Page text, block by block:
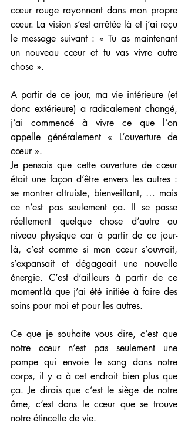
cœur rouge rayonnant dans mon propre
cœur. La vision s’est arrêtée là et j’ai reçu
le message suivant : « Tu as maintenant
un nouveau cœur et tu vas vivre autre
chose ».
A partir de ce jour, ma vie intérieure (et
donc extérieure) a radicalement changé,
j’ai commencé à vivre ce que l’on
appelle généralement « L’ouverture de
cœur ».
Je pensais que cette ouverture de cœur
était une façon d’être envers les autres :
se montrer altruiste, bienveillant, … mais
ce n’est pas seulement ça. Il se passe
réellement quelque chose d’autre au
niveau physique car à partir de ce jour-
là, c’est comme si mon cœur s’ouvrait,
s’expansait et dégageait une nouvelle
énergie. C’est d’ailleurs à partir de ce
moment-là que j’ai été initiée à faire des
soins pour moi et pour les autres.
Ce que je souhaite vous dire, c’est que
notre cœur n’est pas seulement une
pompe qui envoie le sang dans notre
corps, il y a à cet endroit bien plus que
ça. Je dirais que c’est le siège de notre
âme, c’est dans le cœur que se trouve
notre étincelle de vie.